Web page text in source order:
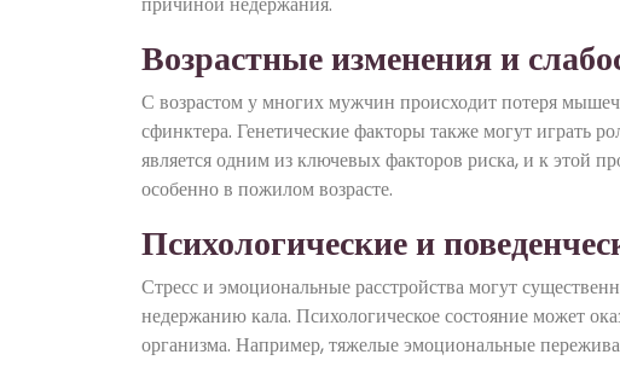
Возрастные изменения и
С возрастом у многих мужчин происходит потеря
сфинктера. Генетические факторы также могут играть
является одним из ключевых факторов риска, и к этой
особенно в пожилом возрасте.
Психологические и
Стресс и эмоциональные расстройства могут
недержанию кала. Психологическое состояние может
организма. Например, тяжелые эмоциональные